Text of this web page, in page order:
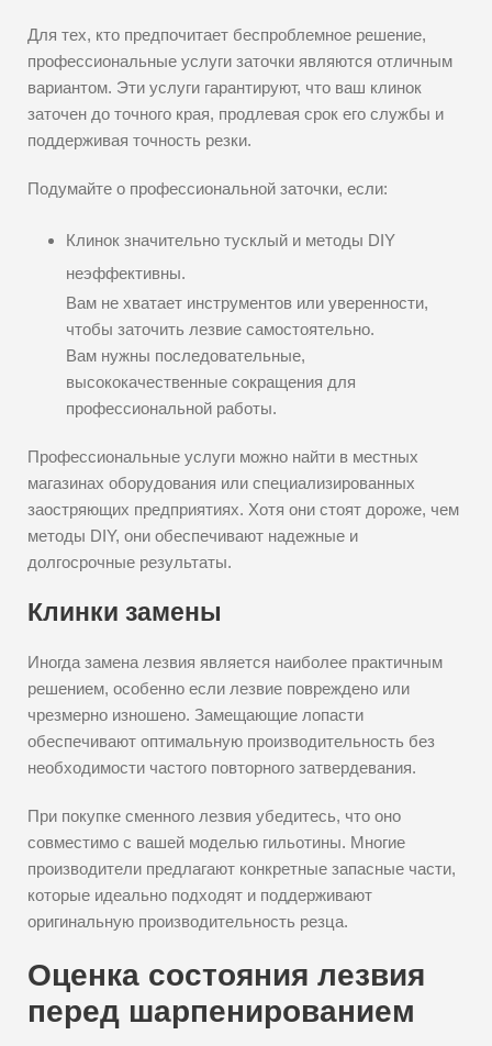
Для тех, кто предпочитает беспроблемное решение,
профессиональные услуги заточки являются отличным
вариантом. Эти услуги гарантируют, что ваш клинок
заточен до точного края, продлевая срок его службы и
поддерживая точность резки.
Подумайте о профессиональной заточки, если:
Клинок значительно тусклый и методы DIY
неэффективны.
Вам не хватает инструментов или уверенности,
чтобы заточить лезвие самостоятельно.
Вам нужны последовательные,
высококачественные сокращения для
профессиональной работы.
Профессиональные услуги можно найти в местных
магазинах оборудования или специализированных
заостряющих предприятиях. Хотя они стоят дороже, чем
методы DIY, они обеспечивают надежные и
долгосрочные результаты.
Клинки замены
Иногда замена лезвия является наиболее практичным
решением, особенно если лезвие повреждено или
чрезмерно изношено. Замещающие лопасти
обеспечивают оптимальную производительность без
необходимости частого повторного затвердевания.
При покупке сменного лезвия убедитесь, что оно
совместимо с вашей моделью гильотины. Многие
производители предлагают конкретные запасные части,
которые идеально подходят и поддерживают
оригинальную производительность резца.
Оценка состояния лезвия
перед шарпенированием